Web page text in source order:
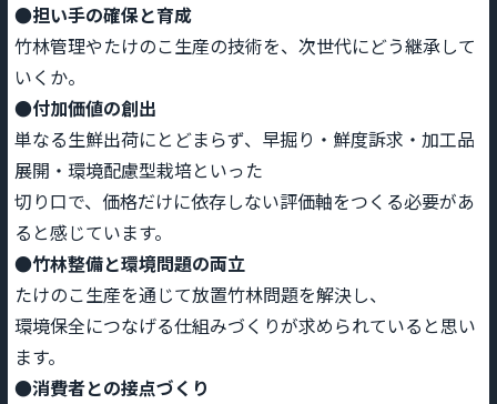
●担い手の確保と育成
竹林管理やたけのこ生産の技術を、次世代にどう継承して
いくか。
●付加価値の創出
単なる生鮮出荷にとどまらず、早掘り・鮮度訴求・加工品
展開・環境配慮型栽培といった
切り口で、価格だけに依存しない評価軸をつくる必要があ
ると感じています。
●竹林整備と環境問題の両立
たけのこ生産を通じて放置竹林問題を解決し、
環境保全につなげる仕組みづくりが求められていると思い
ます。
●消費者との接点づくり